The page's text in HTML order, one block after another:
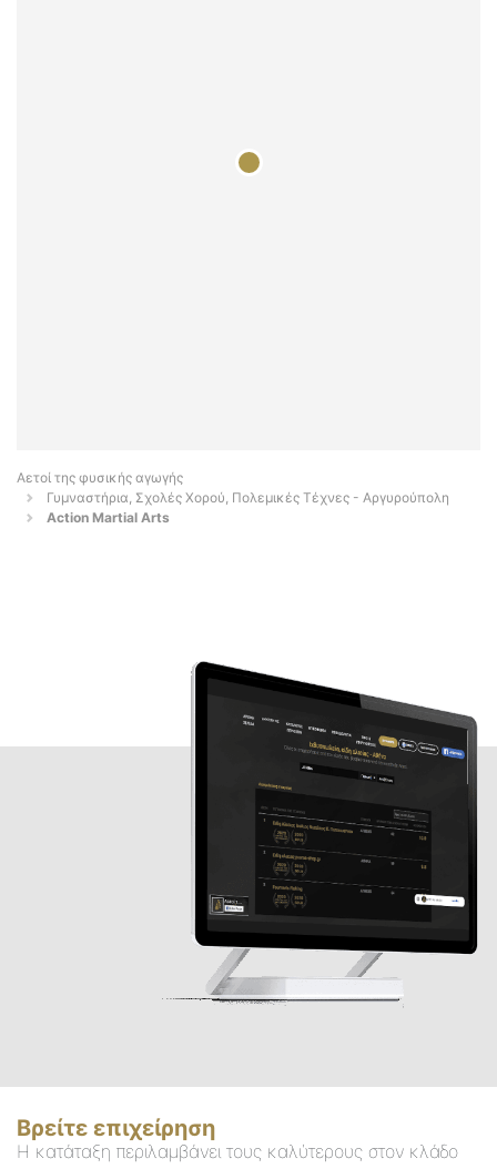
Αετοί της φυσικής αγωγής
Γυμναστήρια, Σχολές Χορού, Πολεμικές Τέχνες - Αργυρούπολη
Action Martial Arts
Βρείτε επιχείρηση
Η κατάταξη περιλαμβάνει τους καλύτερους στον κλάδο